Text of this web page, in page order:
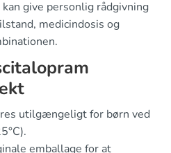
give personlig rådgivning
medicindosis og
utilgængeligt for børn ved
emballage for at